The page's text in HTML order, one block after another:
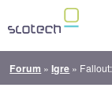
Forum »Igre »